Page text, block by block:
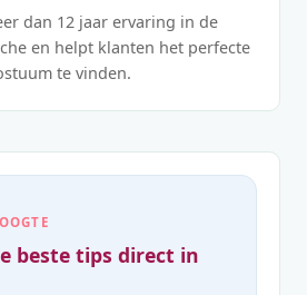
dan 12 jaar ervaring in de
en helpt klanten het perfecte
te vinden.
beste tips direct in